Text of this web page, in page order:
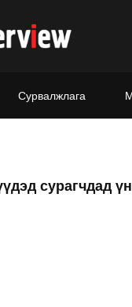
Сурвалжлага
сурагчдад